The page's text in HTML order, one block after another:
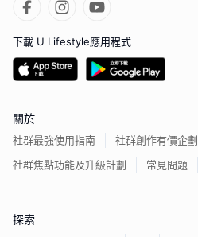
下載 U Lifestyle應用程式
關於
社群最強使用指南
社群創作有價企劃
社群焦點功能及升級計劃
常見問題
探索